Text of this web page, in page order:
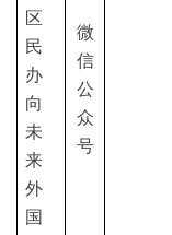
区
民
办
向
未
来
外
国
微
信
公
众
号